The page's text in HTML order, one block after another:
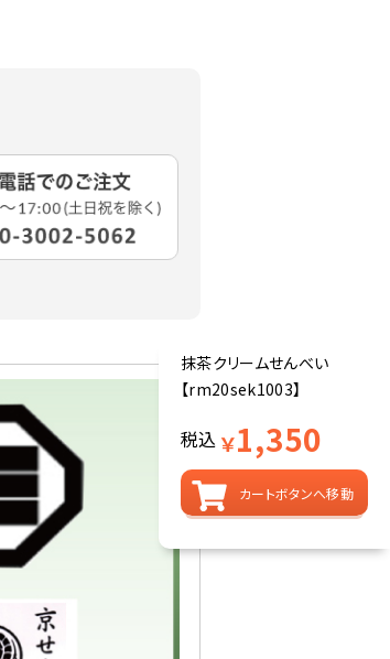
抹茶クリームせんべい
【rm20sek1003】
税込 ￥1,350
カートボタンへ移動